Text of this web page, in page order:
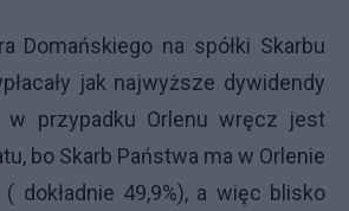
Domańskiego na spółki Skarbu
jak najwyższe dywidendy
w przypadku Orlenu wręcz jest
bo Skarb Państwa ma w Orlenie
dokładnie 49,9%), a więc blisko